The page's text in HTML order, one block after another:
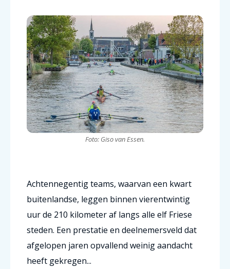
Foto: Giso van Essen.
Achtennegentig teams, waarvan een kwart
buitenlandse, leggen binnen vierentwintig
uur de 210 kilometer af langs alle elf Friese
steden. Een prestatie en deelnemersveld dat
afgelopen jaren opvallend weinig aandacht
heeft gekregen...